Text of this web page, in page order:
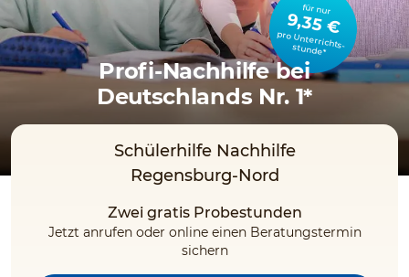
für nur
9,35 €
pro Unterrichts­stunde*
Profi-Nachhilfe bei
Deutschlands Nr. 1*
Schülerhilfe Nachhilfe
Regensburg-Nord
Zwei gratis Probestunden
Jetzt anrufen oder online einen Beratungstermin
sichern